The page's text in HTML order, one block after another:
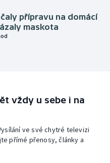
přípravu na domácí
maskota
vždy u sebe i na
ve své chytré televizi
přímé přenosy, články a